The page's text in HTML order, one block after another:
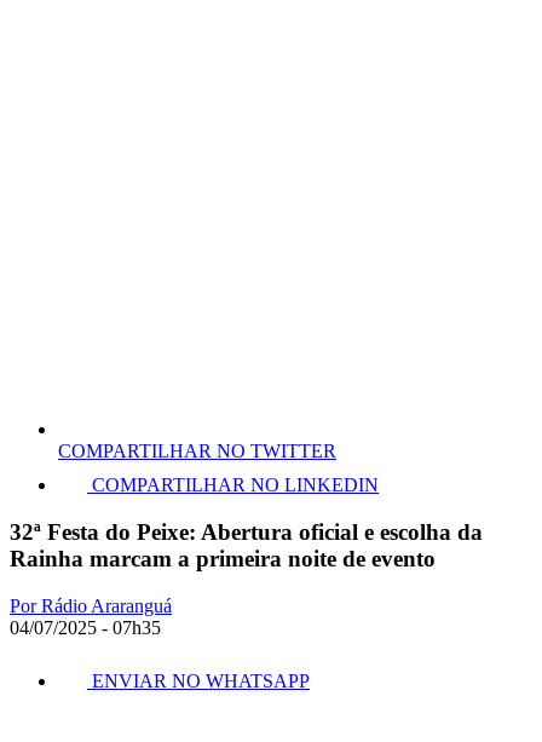
COMPARTILHAR NO TWITTER
COMPARTILHAR NO LINKEDIN
32ª Festa do Peixe: Abertura oficial e escolha da
Rainha marcam a primeira noite de evento
Por Rádio Araranguá
04/07/2025 - 07h35
ENVIAR NO WHATSAPP